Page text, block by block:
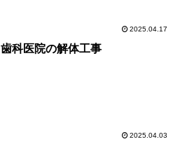
2025.04.17
歯科医院の解体工事
2025.04.03